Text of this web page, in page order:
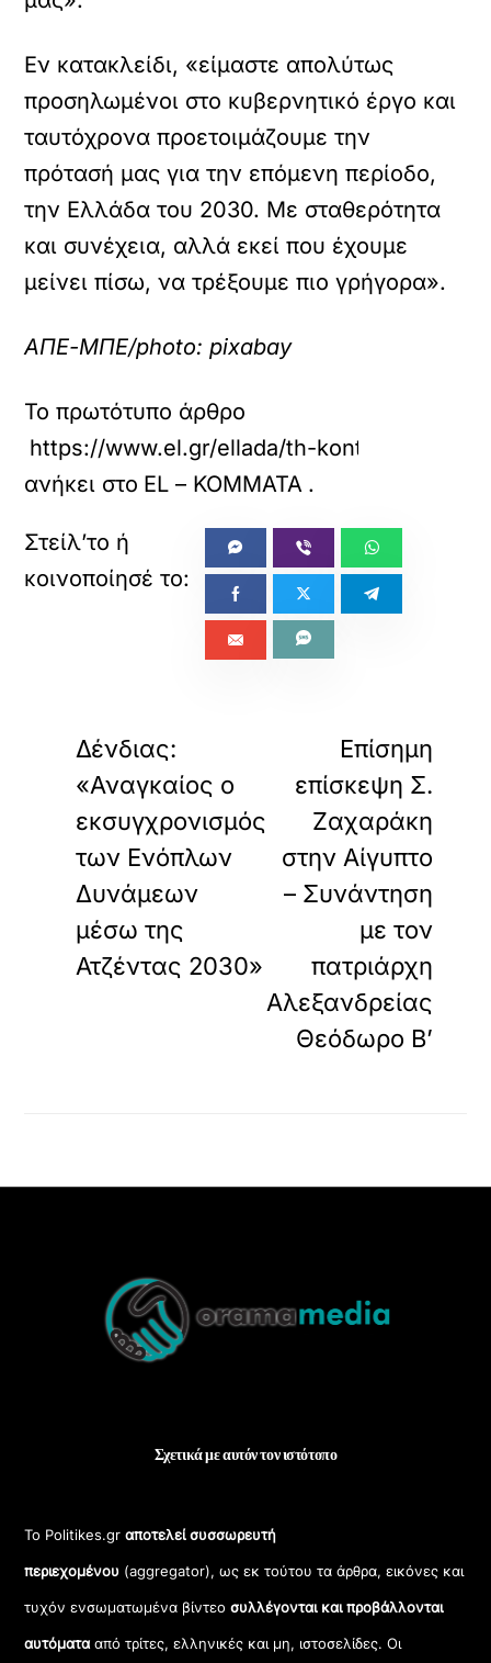
Εν κατακλείδι, «είμαστε απολύτως
προσηλωμένοι στο κυβερνητικό έργο και
ταυτόχρονα προετοιμάζουμε την
πρότασή μας για την επόμενη περίοδο,
την Ελλάδα του 2030. Με σταθερότητα
και συνέχεια, αλλά εκεί που έχουμε
μείνει πίσω, να τρέξουμε πιο γρήγορα».
ΑΠΕ-ΜΠΕ/photo: pixabay
Το πρωτότυπο άρθρο
https://www.el.gr/ellada/th-kontogeorgis-
ανήκει στο EL – ΚΟΜΜΑΤΑ .
Δένδιας:
«Αναγκαίος ο
εκσυγχρονισμός
των Ενόπλων
Δυνάμεων
μέσω της
Ατζέντας 2030»
Επίσημη
επίσκεψη Σ.
Ζαχαράκη
στην Αίγυπτο
– Συνάντηση
με τον
πατριάρχη
Αλεξανδρείας
Θεόδωρο Β’
Top
Σχετικά με αυτόν τον ιστότοπο
Το Politikes.grαποτελεί συσσωρευτή
περιεχομένου (aggregator), ως εκ τούτου τα άρθρα, εικόνες και
τυχόν ενσωματωμένα βίντεοσυλλέγονται και προβάλλονται
αυτόματααπό τρίτες, ελληνικές και μη, ιστοσελίδες. Οι